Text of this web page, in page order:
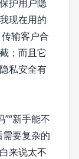
护用户隐
现在用的
输客户合
；而且它
私安全有
新手能不
要复杂的
来说太不